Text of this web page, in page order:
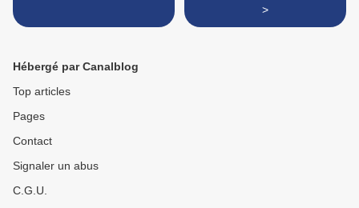
>
Hébergé par Canalblog
Top articles
Pages
Contact
Signaler un abus
C.G.U.